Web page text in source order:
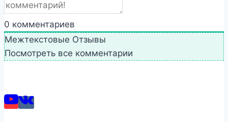
0 комментариев
Межтекстовые Отзывы
Посмотреть все комментарии